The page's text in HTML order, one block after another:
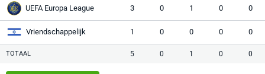
UEFA Europa League 3 0 1 0 0
Vriendschappelijk 1 0 0 0 0
TOTAAL 5 0 1 0 0